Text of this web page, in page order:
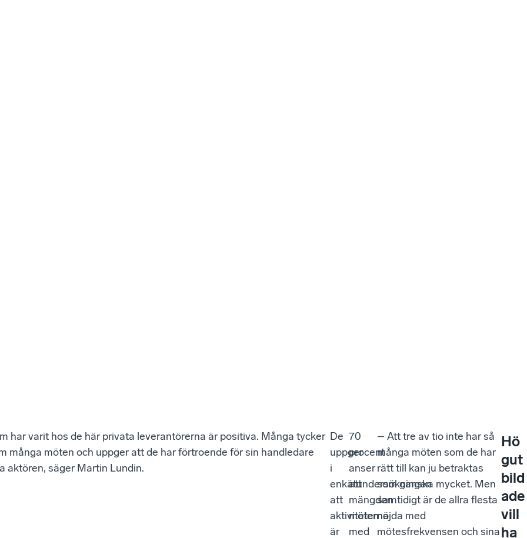
har varit hos de här privata leverantörerna är positiva. Många tycker
många möten och uppger att de har förtroende för sin handledare
aktören, säger Martin Lundin.
De
uppger
i
enkätundersökningen
att
aktiviteterna
är
70
procent
anser
att
mängden
möten
med
– Att tre av tio inte har så
många möten som de har
rätt till kan ju betraktas
som ganska mycket. Men
samtidigt är de allra flesta
nöjda med
mötesfrekvensen och sina
Hö
gut
bild
ade
vill
ha